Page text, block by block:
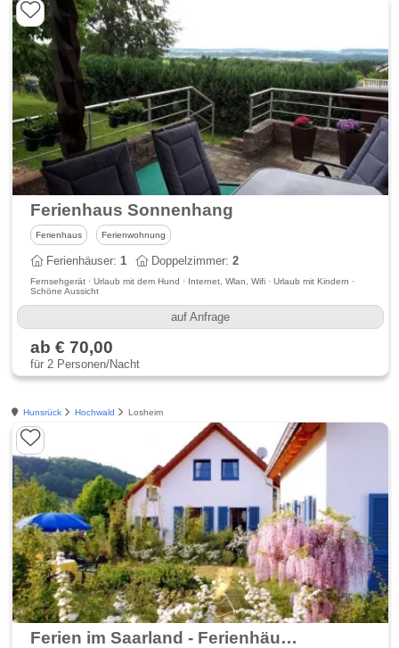
Ferienhaus Sonnenhang
Ferienhaus Ferienwohnung
Ferienhäuser:1 Doppelzimmer:2
Fernsehgerät · Urlaub mit dem Hund · Internet, Wlan, Wifi · Urlaub mit Kindern ·
Schöne Aussicht
auf Anfrage
ab € 70,00
für 2 Personen/Nacht
Hunsrück Hochwald Losheim
Ferien im Saarland - Ferienhäuser Bellana in Losheim am See